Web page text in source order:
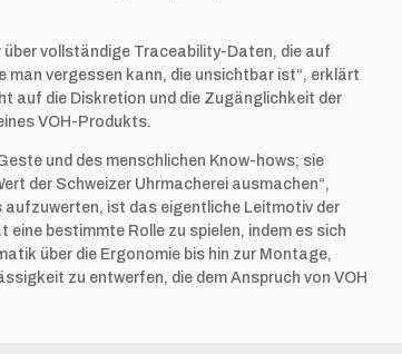
vollständige Traceability-Daten, die auf
man vergessen kann, die unsichtbar ist“, erklärt
auf die Diskretion und die Zugänglichkeit der
VOH-Produkts.
und des menschlichen Know-hows; sie
der Schweizer Uhrmacherei ausmachen“,
aufzuwerten, ist das eigentliche Leitmotiv der
bestimmte Rolle zu spielen, indem es sich
über die Ergonomie bis hin zur Montage,
zu entwerfen, die dem Anspruch von VOH